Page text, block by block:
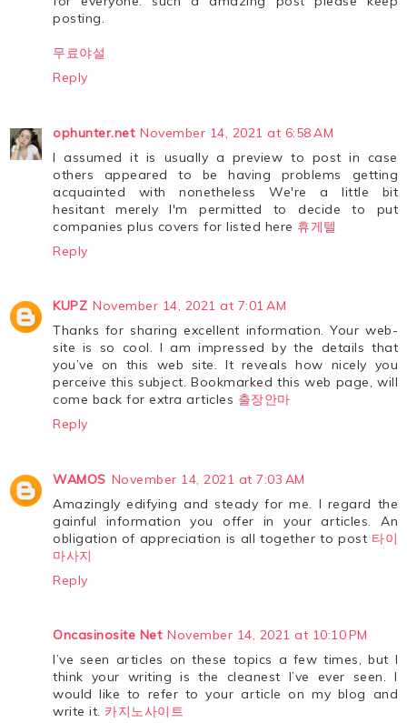
posting.
무료야설
Reply
ophunter.net November 14, 2021 at 6:58 AM
I assumed it is usually a preview to post in case
others appeared to be having problems getting
acquainted with nonetheless We're a little bit
hesitant merely I'm permitted to decide to put
companies plus covers for listed here 휴게텔
Reply
KUPZ November 14, 2021 at 7:01 AM
Thanks for sharing excellent information. Your web-
site is so cool. I am impressed by the details that
you’ve on this web site. It reveals how nicely you
perceive this subject. Bookmarked this web page, will
come back for extra articles 출장안마
Reply
WAMOS November 14, 2021 at 7:03 AM
Amazingly edifying and steady for me. I regard the
gainful information you offer in your articles. An
obligation of appreciation is all together to post 타이
마사지
Reply
Oncasinosite Net November 14, 2021 at 10:10 PM
I’ve seen articles on these topics a few times, but I
think your writing is the cleanest I’ve ever seen. I
would like to refer to your article on my blog and
write it. 카지노사이트